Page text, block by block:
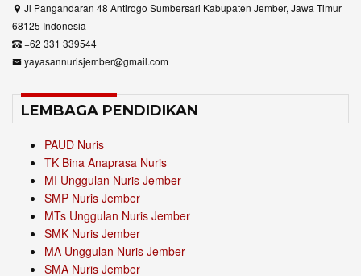
Jl Pangandaran 48 Antirogo Sumbersari Kabupaten Jember, Jawa Timur
68125 Indonesia
+62 331 339544
yayasannurisjember@gmail.com
LEMBAGA PENDIDIKAN
PAUD Nuris
TK Bina Anaprasa Nuris
MI Unggulan Nuris Jember
SMP Nuris Jember
MTs Unggulan Nuris Jember
SMK Nuris Jember
MA Unggulan Nuris Jember
SMA Nuris Jember